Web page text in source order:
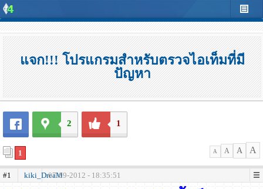
แจก!!! โปรแกรมสำหรับตรวจไอเท็มที่มี
ปัญหา
2 1
1 A A A A
#1 kiki_DreaM07-09-2012 - 18:35:51